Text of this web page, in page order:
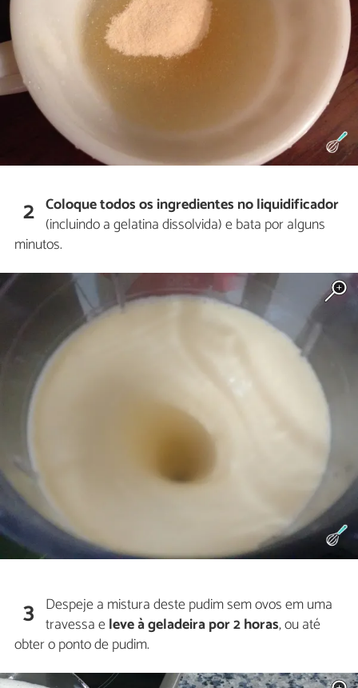
2 Coloque todos os ingredientes no liquidificador
(incluindo a gelatina dissolvida) e bata por alguns
minutos.
3 Despeje a mistura deste pudim sem ovos em uma
travessa eleve à geladeira por 2 horas, ou até
obter o ponto de pudim.